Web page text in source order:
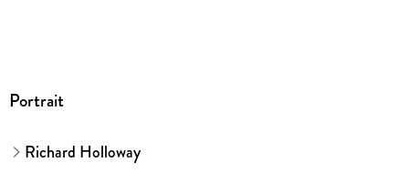
Portrait
Richard Holloway